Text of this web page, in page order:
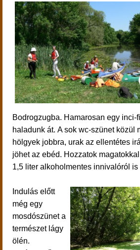
Bodrogzugba. Hamarosan egy inci-
haladunk át. A sok wc-szünet közül
hölgyek jobbra, urak az ellentétes
jöhet az ebéd. Hozzatok
1,5 liter alkoholmentes innivalóról
Indulás előtt
még egy
mosdószünet a
természet lágy
ölén.